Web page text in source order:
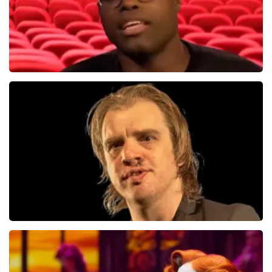
Jandino Asporaat
499+reviews
BEKIJKEN
Jan Jaap Van Der Wal
49